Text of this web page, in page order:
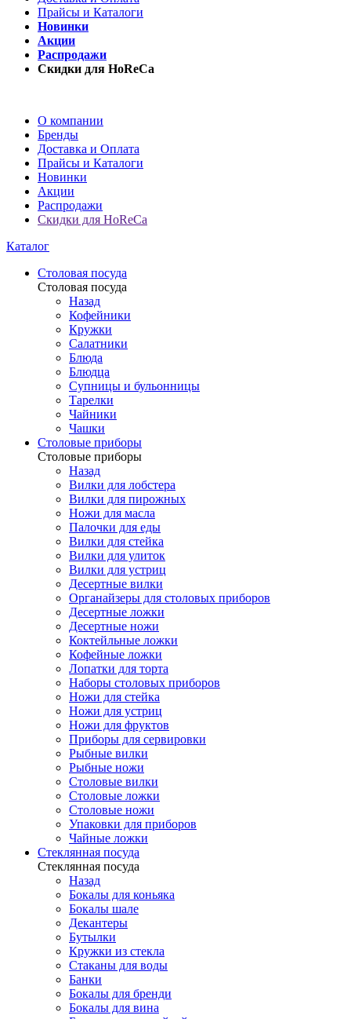
Прайсы и Каталоги
Новинки
Акции
Распродажи
Скидки для HoReCa
О компании
Бренды
Доставка и Оплата
Прайсы и Каталоги
Новинки
Акции
Распродажи
Скидки для HoReCa
Каталог
Столовая посуда
Столовая посуда
Назад
Кофейники
Кружки
Салатники
Блюда
Блюдца
Супницы и бульонницы
Тарелки
Чайники
Чашки
Cтоловые приборы
Cтоловые приборы
Назад
Вилки для лобстера
Вилки для пирожных
Ножи для масла
Палочки для еды
Вилки для стейка
Вилки для улиток
Вилки для устриц
Десертные вилки
Органайзеры для столовых приборов
Десертные ложки
Десертные ножи
Коктейльные ложки
Кофейные ложки
Лопатки для торта
Наборы столовых приборов
Ножи для стейка
Ножи для устриц
Ножи для фруктов
Приборы для сервировки
Рыбные вилки
Рыбные ножи
Столовые вилки
Столовые ложки
Столовые ножи
Упаковки для приборов
Чайные ложки
Стеклянная посуда
Стеклянная посуда
Назад
Бокалы для коньяка
Бокалы шале
Декантеры
Бутылки
Кружки из стекла
Стаканы для воды
Банки
Бокалы для бренди
Бокалы для вина